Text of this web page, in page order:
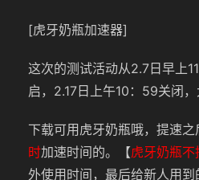
[虎牙奶瓶加速器]
这次的测试活动从2.7日早上
启，2.17日上午10：59关闭，
下载可用虎牙奶瓶哦，提速
时加速时间的。【虎牙奶瓶不
外使用时间，最后给新人用到